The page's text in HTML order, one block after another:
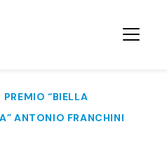
PREMIO “BIELLA
ANTONIO FRANCHINI